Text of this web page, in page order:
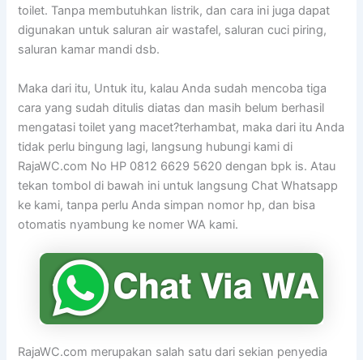
toilet. Tanpa membutuhkan listrik, dan cara ini juga dapat
digunakan untuk saluran air wastafel, saluran cuci piring,
saluran kamar mandi dsb.
Maka dari itu, Untuk itu, kalau Anda sudah mencoba tiga
cara yang sudah ditulis diatas dan masih belum berhasil
mengatasi toilet yang macet?terhambat, maka dari itu Anda
tidak perlu bingung lagi, langsung hubungi kami di
RajaWC.com No HP 0812 6629 5620 dengan bpk is. Atau
tekan tombol di bawah ini untuk langsung Chat Whatsapp
ke kami, tanpa perlu Anda simpan nomor hp, dan bisa
otomatis nyambung ke nomer WA kami.
RajaWC.com merupakan salah satu dari sekian penyedia